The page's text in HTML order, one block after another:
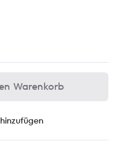
Warenkorb